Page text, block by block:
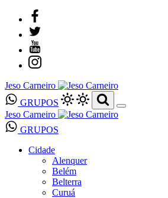
Jeso Carneiro
GRUPOS
Jeso Carneiro
GRUPOS
Cidade
Alenquer
Belém
Belterra
Curuá